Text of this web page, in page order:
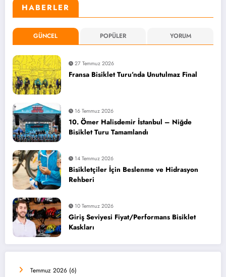
HABERLER
GÜNCEL POPÜLER YORUM
27 Temmuz 2026
Fransa Bisiklet Turu’nda Unutulmaz Final
16 Temmuz 2026
10. Ömer Halisdemir İstanbul – Niğde
Bisiklet Turu Tamamlandı
14 Temmuz 2026
Bisikletçiler İçin Beslenme ve Hidrasyon
Rehberi
10 Temmuz 2026
Giriş Seviyesi Fiyat/Performans Bisiklet
Kaskları
Temmuz 2026 (6)